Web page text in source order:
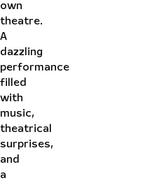
own
theatre.
A
dazzling
performance
filled
with
music,
theatrical
surprises,
and
a